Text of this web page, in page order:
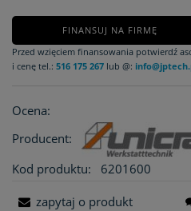
FINANSUJ NA FIRMĘ
Przed wzięciem finansowania potwierdź
i cenę tel.: 516 175 267 lub @:
Ocena:
Producent:
Kod produktu:
6201600
zapytaj o produkt